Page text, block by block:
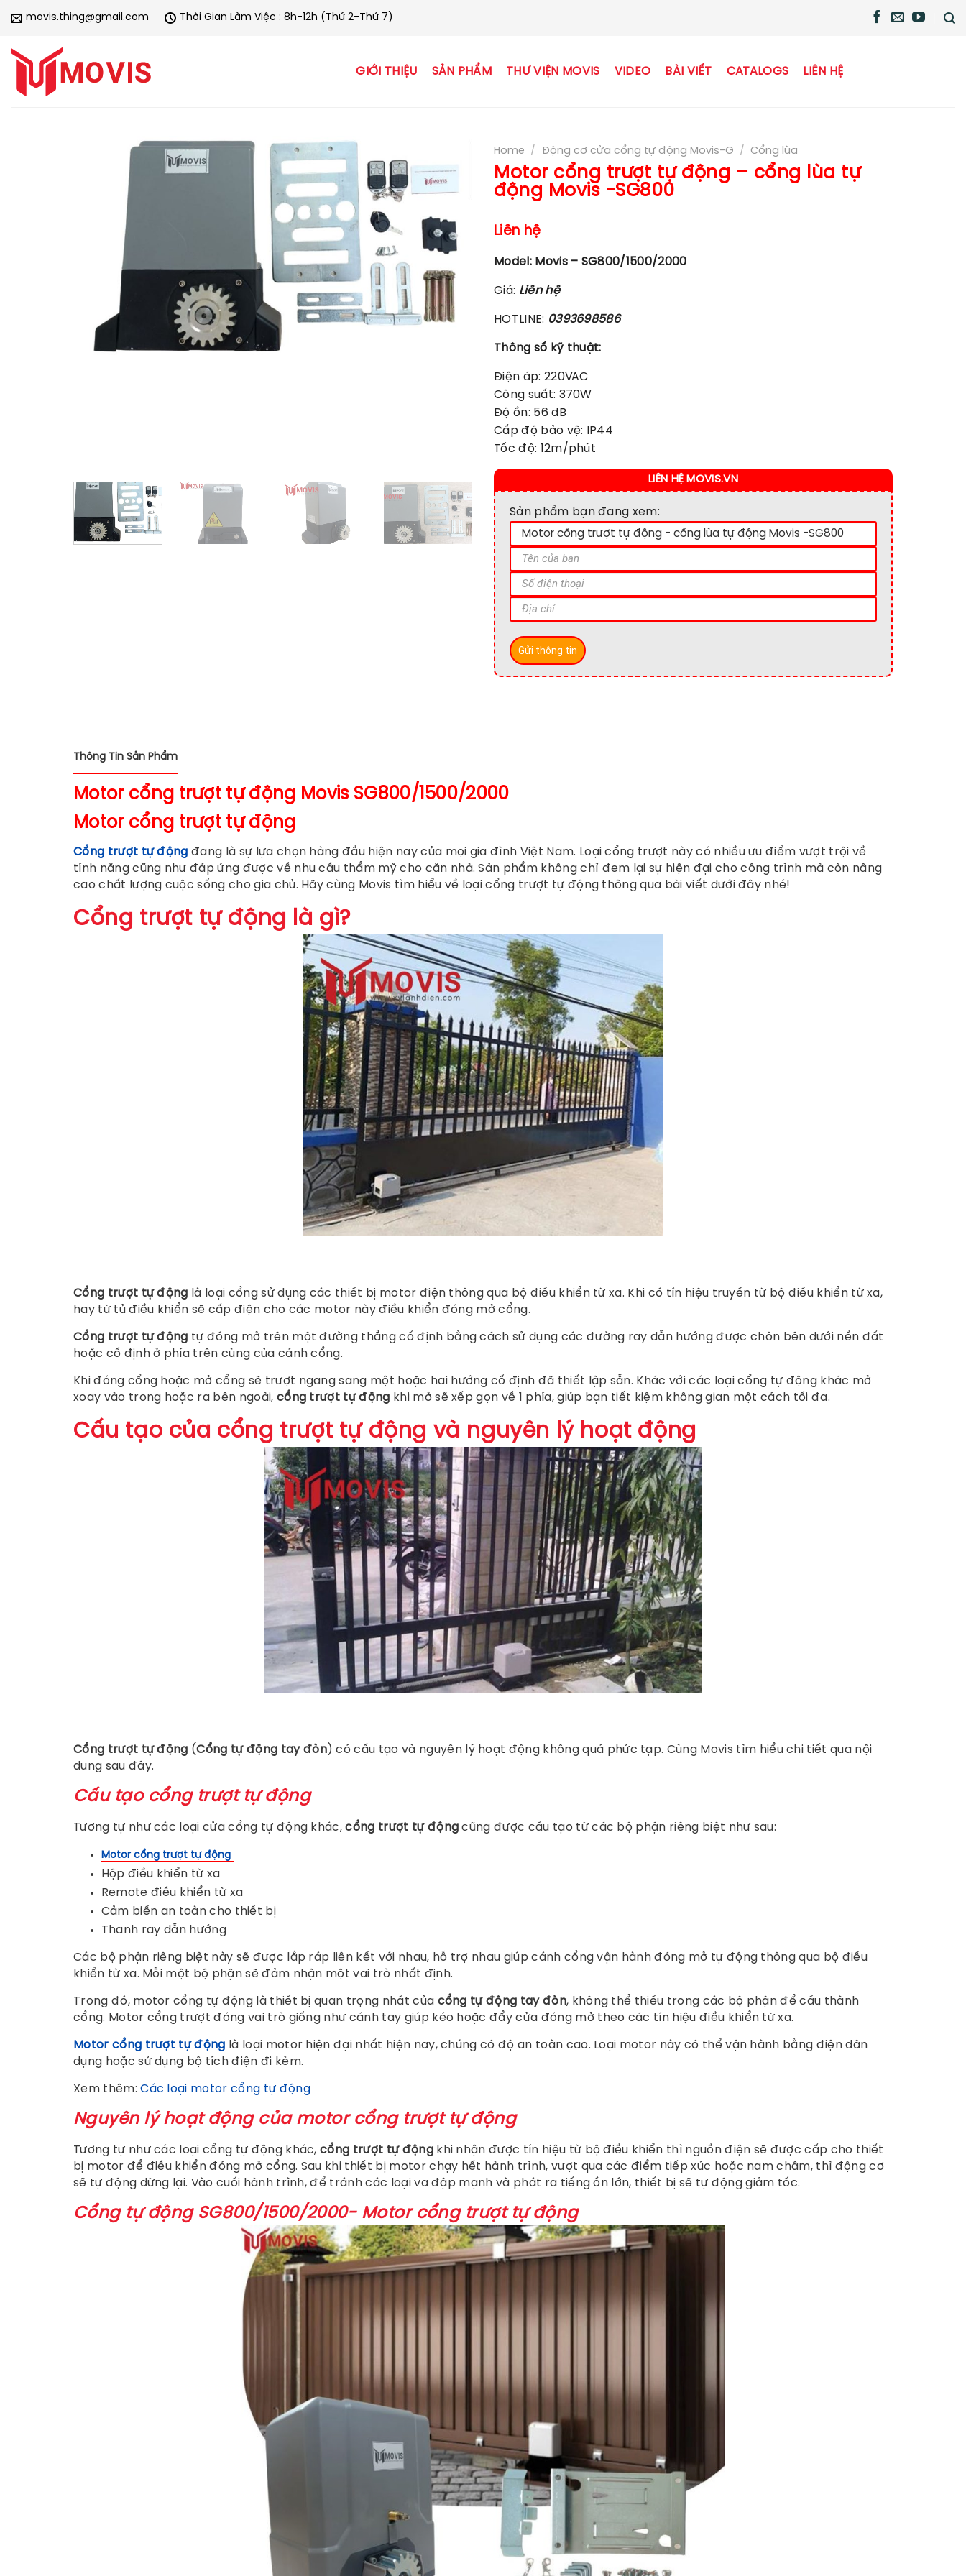
nội
dung
movis.thing@gmail.com Thời Gian Làm Việc : 8h-12h (Thứ 2-Thứ 7)
GIỚI THIỆU SẢN PHẨM THƯ VIỆN MOVIS VIDEO BÀI VIẾT CATALOGS LIÊN HỆ
Home / Động cơ cửa cổng tự động Movis-G / Cổng lùa
Motor cổng trượt tự động – cổng lùa tự
động Movis -SG800
Liên hệ
Model: Movis – SG800/1500/2000
Giá: Liên hệ
HOTLINE: 0393698586
Thông số kỹ thuật:
Điện áp: 220VAC
Công suất: 370W
Độ ồn: 56 dB
Cấp độ bảo vệ: IP44
Tốc độ: 12m/phút
LIÊN HỆ MOVIS.VN
Sản phẩm bạn đang xem:
Thông Tin Sản Phẩm
Motor cổng trượt tự động Movis SG800/1500/2000
Motor cổng trượt tự động
Cổng trượt tự động đang là sự lựa chọn hàng đầu hiện nay của mọi gia đình Việt Nam. Loại cổng trượt này có nhiều ưu điểm vượt trội về
tính năng cũng như đáp ứng được về nhu cầu thẩm mỹ cho căn nhà. Sản phẩm không chỉ đem lại sự hiện đại cho công trình mà còn nâng
cao chất lượng cuộc sống cho gia chủ. Hãy cùng Movis tìm hiểu về loại cổng trượt tự động thông qua bài viết dưới đây nhé!
Cổng trượt tự động là gì?
Cổng trượt tự động là loại cổng sử dụng các thiết bị motor điện thông qua bộ điều khiển từ xa. Khi có tín hiệu truyền từ bộ điều khiển từ xa,
hay từ tủ điều khiển sẽ cấp điện cho các motor này điều khiển đóng mở cổng.
Cổng trượt tự động tự đóng mở trên một đường thẳng cố định bằng cách sử dụng các đường ray dẫn hướng được chôn bên dưới nền đất
hoặc cố định ở phía trên cùng của cánh cổng.
Khi đóng cổng hoặc mở cổng sẽ trượt ngang sang một hoặc hai hướng cố định đã thiết lập sẵn. Khác với các loại cổng tự động khác mở
xoay vào trong hoặc ra bên ngoài, cổng trượt tự động khi mở sẽ xếp gọn về 1 phía, giúp bạn tiết kiệm không gian một cách tối đa.
Cấu tạo của cổng trượt tự động và nguyên lý hoạt động
Cổng trượt tự động (Cổng tự động tay đòn) có cấu tạo và nguyên lý hoạt động không quá phức tạp. Cùng Movis tìm hiểu chi tiết qua nội
dung sau đây.
Cấu tạo cổng trượt tự động
Tương tự như các loại cửa cổng tự động khác,cổng trượt tự động cũng được cấu tạo từ các bộ phận riêng biệt như sau:
Motor cổng trượt tự động
Hộp điều khiển từ xa
Remote điều khiển từ xa
Cảm biến an toàn cho thiết bị
Thanh ray dẫn hướng
Các bộ phận riêng biệt này sẽ được lắp ráp liên kết với nhau, hỗ trợ nhau giúp cánh cổng vận hành đóng mở tự động thông qua bộ điều
khiển từ xa. Mỗi một bộ phận sẽ đảm nhận một vai trò nhất định.
Trong đó, motor cổng tự động là thiết bị quan trọng nhất của cổng tự động tay đòn, không thể thiếu trong các bộ phận để cấu thành
cổng. Motor cổng trượt đóng vai trò giống như cánh tay giúp kéo hoặc đẩy cửa đóng mở theo các tín hiệu điều khiển từ xa.
Motor cổng trượt tự động là loại motor hiện đại nhất hiện nay, chúng có độ an toàn cao. Loại motor này có thể vận hành bằng điện dân
dụng hoặc sử dụng bộ tích điện đi kèm.
Xem thêm:Các loại motor cổng tự động
Nguyên lý hoạt động của motor cổng trượt tự động
Tương tự như các loại cổng tự động khác,cổng trượt tự độngkhi nhận được tín hiệu từ bộ điều khiển thì nguồn điện sẽ được cấp cho thiết
bị motor để điều khiển đóng mở cổng. Sau khi thiết bị motor chạy hết hành trình, vượt qua các điểm tiếp xúc hoặc nam châm, thì động cơ
sẽ tự động dừng lại. Vào cuối hành trình, để tránh các loại va đập mạnh và phát ra tiếng ồn lớn, thiết bị sẽ tự động giảm tốc.
Cổng tự động SG800/1500/2000- Motor cổng trượt tự động